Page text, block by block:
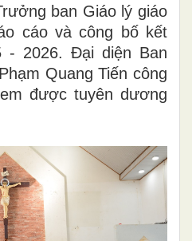
ban Giáo lý giáo
cáo và công bố kết
- 2026. Đại diện Ban
Quang Tiến công
được tuyên dương